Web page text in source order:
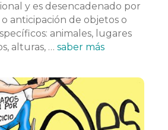
y es desencadenado por
o anticipación de objetos o
animales, lugares
alturas, … saber más